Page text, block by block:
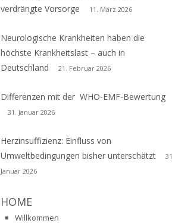
verdrängte Vorsorge
11. März 2026
Neurologische Krankheiten haben die
höchste Krankheitslast – auch in
Deutschland
21. Februar 2026
Differenzen mit der WHO-EMF-Bewertung
31. Januar 2026
Herzinsuffizienz: Einfluss von
Umweltbedingungen bisher unterschätzt
31.
Januar 2026
HOME
Willkommen